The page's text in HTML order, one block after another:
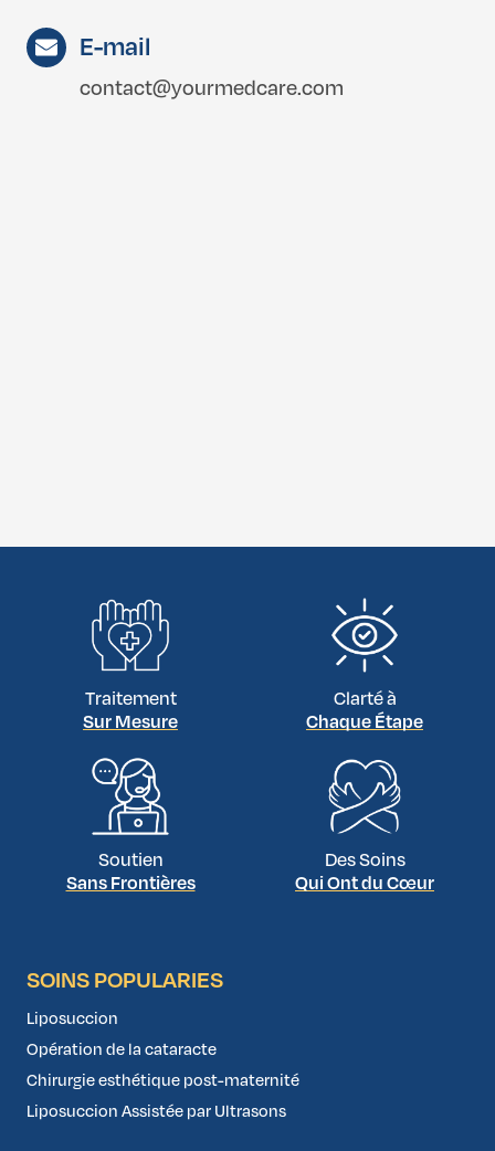
E-mail
contact@yourmedcare.com
Traitement
Sur Mesure
Clarté à
Chaque Étape
Soutien
Sans Frontières
Des Soins
Qui Ont du Cœur
SOINS POPULARIES
Liposuccion
Opération de la cataracte
Chirurgie esthétique post-maternité
Liposuccion Assistée par Ultrasons